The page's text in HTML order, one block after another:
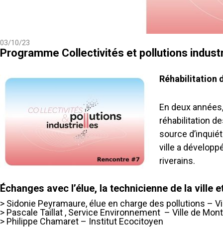
03/10/23
Programme Collectivités et pollutions
Réhabilitation
En deux
réhabilitation
source
ville a
riverains.
Échanges avec l’élue, la technicienne de la ville
> Sidonie Peyramaure, élue en charge des pollutions –
> Pascale Taillat , Service Environnement – Ville de
> Philippe Chamaret – Institut Ecocitoyen